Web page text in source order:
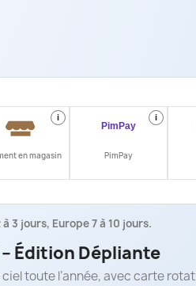
i
en magasin
i
PimPay
3 jours, Europe 7 à 10 jours.
Édition Dépliante
toute l’année, avec carte